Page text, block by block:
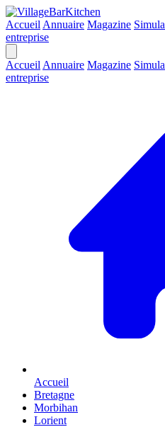
Accueil Annuaire Magazine
entreprise
Accueil Annuaire Magazine
entreprise
Accueil
Bretagne
Morbihan
Lorient